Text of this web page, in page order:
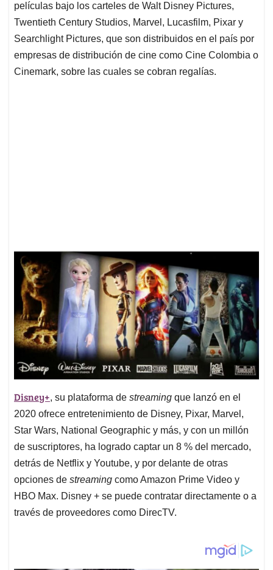
películas bajo los carteles de Walt Disney Pictures,
Twentieth Century Studios, Marvel, Lucasfilm, Pixar y
Searchlight Pictures, que son distribuidos en el país por
empresas de distribución de cine como Cine Colombia o
Cinemark, sobre las cuales se cobran regalías.
Disney+, su plataforma de streaming que lanzó en el
2020 ofrece entretenimiento de Disney, Pixar, Marvel,
Star Wars, National Geographic y más, y con un millón
de suscriptores, ha logrado captar un 8 % del mercado,
detrás de Netflix y Youtube, y por delante de otras
opciones de streaming como Amazon Prime Video y
HBO Max. Disney + se puede contratar directamente o a
través de proveedores como DirecTV.